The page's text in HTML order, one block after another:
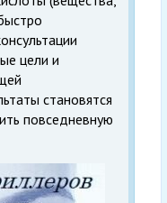
цели и
становятся
повседневную